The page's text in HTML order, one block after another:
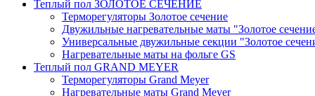
Теплый пол ЗОЛОТОЕ СЕЧЕНИЕ
Терморегуляторы Золотое сечение
Двужильные нагревательные маты "Золотое
Универсальные двужильные секции "Золотое
Нагревательные маты на фольге GS
Теплый пол GRAND MEYER
Терморегуляторы Grand Meyer
Нагревательные маты Grand Meyer